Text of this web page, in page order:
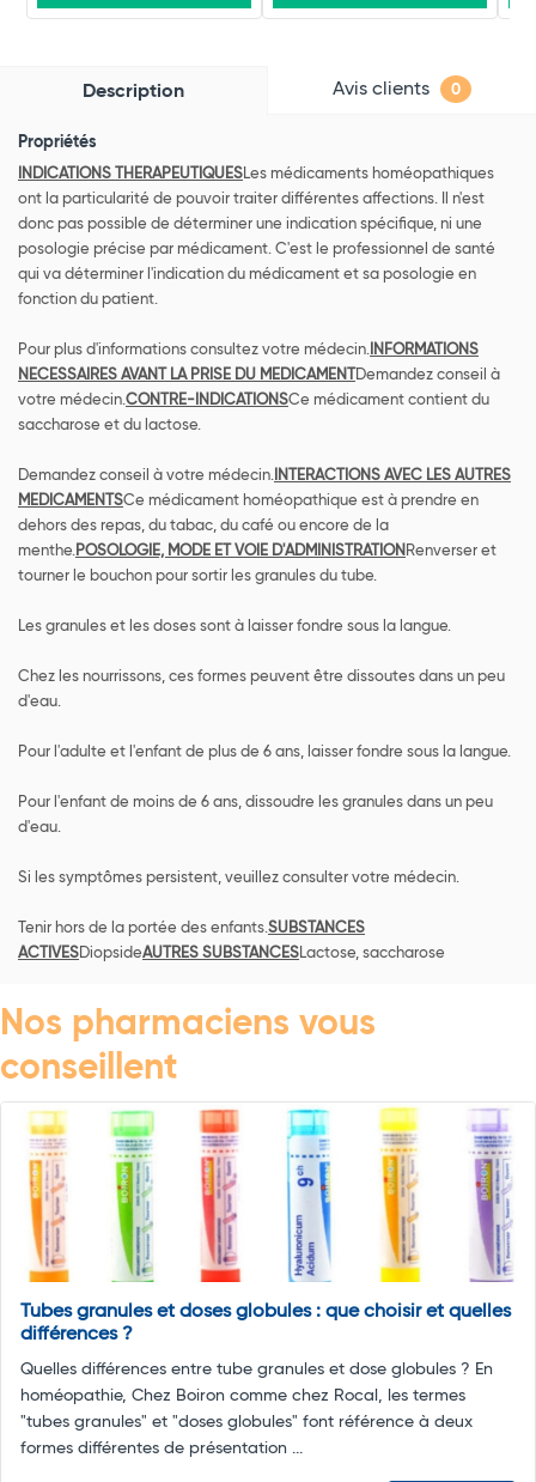
Description Avis clients 0
Propriétés
INDICATIONS THERAPEUTIQUESLes médicaments homéopathiques
ont la particularité de pouvoir traiter différentes affections. Il n'est
donc pas possible de déterminer une indication spécifique, ni une
posologie précise par médicament. C'est le professionnel de santé
qui va déterminer l'indication du médicament et sa posologie en
fonction du patient.
Pour plus d'informations consultez votre médecin. INFORMATIONS
NECESSAIRES AVANT LA PRISE DU MEDICAMENTDemandez conseil à
votre médecin.CONTRE-INDICATIONSCe médicament contient du
saccharose et du lactose.
Demandez conseil à votre médecin. INTERACTIONS AVEC LES AUTRES
MEDICAMENTSCe médicament homéopathique est à prendre en
dehors des repas, du tabac, du café ou encore de la
menthe.POSOLOGIE, MODE ET VOIE D'ADMINISTRATION Renverser et
tourner le bouchon pour sortir les granules du tube.
Les granules et les doses sont à laisser fondre sous la langue.
Chez les nourrissons, ces formes peuvent être dissoutes dans un peu
d'eau.
Pour l'adulte et l'enfant de plus de 6 ans, laisser fondre sous la langue.
Pour l'enfant de moins de 6 ans, dissoudre les granules dans un peu
d'eau.
Si les symptômes persistent, veuillez consulter votre médecin.
Tenir hors de la portée des enfants.SUBSTANCES
ACTIVESDiopsideAUTRES SUBSTANCESLactose, saccharose
Nos pharmaciens vous
conseillent
Tubes granules et doses globules : que choisir et quelles
différences ?
Quelles différences entre tube granules et dose globules ? En
homéopathie, Chez Boiron comme chez Rocal, les termes
"tubes granules" et "doses globules" font référence à deux
formes différentes de présentation ...